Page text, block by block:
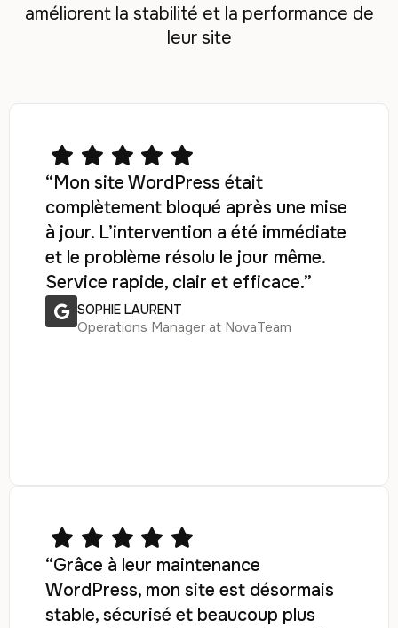
améliorent la stabilité et la performance de
leur site
“Mon site WordPress était
complètement bloqué après une mise
à jour. L’intervention a été immédiate
et le problème résolu le jour même.
Service rapide, clair et efficace.”
SOPHIE LAURENT
Operations Manager at NovaTeam
“Grâce à leur maintenance
WordPress, mon site est désormais
stable, sécurisé et beaucoup plus